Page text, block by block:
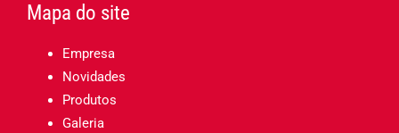
Mapa do site
Empresa
Novidades
Produtos
Galeria